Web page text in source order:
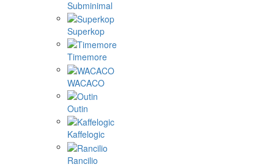
Subminimal
Superkop
Timemore
WACACO
Outin
Kaffelogic
Rancilio